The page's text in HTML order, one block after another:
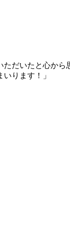
だいたと心か
ります！」